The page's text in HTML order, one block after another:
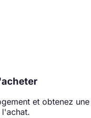
et obtenez une
l'achat.